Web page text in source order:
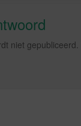
niet gepubliceerd.